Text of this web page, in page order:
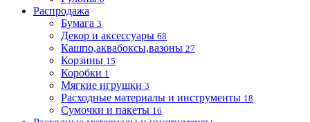
Распродажа
Бумага 3
Декор и аксессуары 68
Кашпо,аквабоксы,вазоны 27
Корзины 15
Коробки 1
Мягкие игрушки 3
Расходные материалы и инструменты 18
Сумочки и пакеты 16